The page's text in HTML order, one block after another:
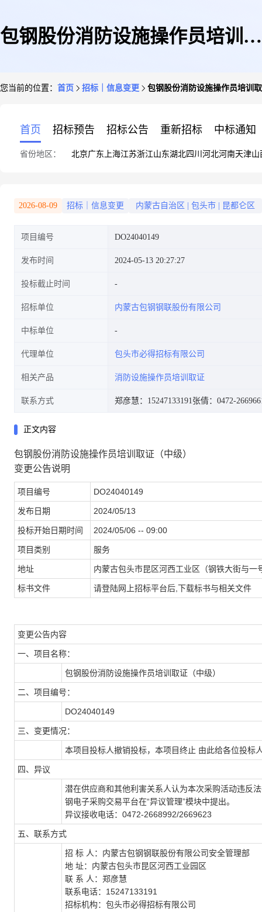
包钢股份消防设施操作员培训取
您当前的位置： 首页 招标｜信息变更 包钢股份消防设施操作员培训
首页 招标预告 招标公告 重新招标 中标通知
省份地区： 北京广东 上海江苏浙江山东湖北四川 河北河南天津山
2026-08-09 招标｜信息变更 内蒙古自治区 包头市 昆都仑区
项目编号 DO24040149
发布时间 2024-05-13 20:27:27
投标截止时间
招标单位 内蒙古包钢钢联股份有限公司
中标单位
代理单位 包头市必得招标有限公司
相关产品 消防设施操作员培训取证
联系方式 郑彦慧：15247133191张倩：0472-
正文内容
包钢股份消防设施操作员培训取证（中级）
变更公告说明
项目编号 DO24040149
发布日期 2024/05/13
投标开始日期时间 2024/05/06 -- 09:00
项目类别 服务
地址 内蒙古包头市昆区河西工业区（钢铁大街与一
标书文件 请登陆网上招标平台后,下载标书与相关文件
变更公告内容
一、项目名称：
包钢股份消防设施操作员培训取证（中级）
二、项目编号：
DO24040149
三、变更情况：
本项目投标人撤销投标，本项目终止 由此给各位投标
四、异议
潜在供应商和其他利害关系人认为本次采购活动违反
钢电子采购交易平台在“异议管理”模块中提出。
异议接收电话：0472-2668992/2669623
五、联系方式
招 标 人：内蒙古包钢钢联股份有限公司安全管理部
地 址：内蒙古包头市昆区河西工业园区
联 系 人：郑彦慧
联系电话：15247133191
招标机构：包头市必得招标有限公司